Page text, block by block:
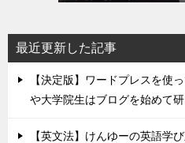
最近更新した記事
【決定版】ワードプレスを使
や大学院生はブログを始めて研
【英文法】けんゆーの英語学